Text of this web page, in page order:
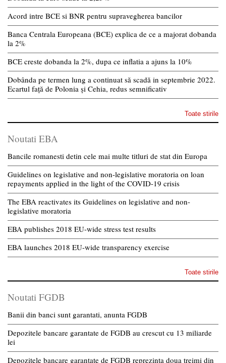
Acord intre BCE si BNR pentru supravegherea bancilor
Banca Centrala Europeana (BCE) explica de ce a majorat dobanda
la 2%
BCE creste dobanda la 2%, dupa ce inflatia a ajuns la 10%
Dobânda pe termen lung a continuat să scadă in septembrie 2022.
Ecartul față de Polonia și Cehia, redus semnificativ
Toate stirile
Noutati EBA
Bancile romanesti detin cele mai multe titluri de stat din Europa
Guidelines on legislative and non-legislative moratoria on loan
repayments applied in the light of the COVID-19 crisis
The EBA reactivates its Guidelines on legislative and non-
legislative moratoria
EBA publishes 2018 EU-wide stress test results
EBA launches 2018 EU-wide transparency exercise
Toate stirile
Noutati FGDB
Banii din banci sunt garantati, anunta FGDB
Depozitele bancare garantate de FGDB au crescut cu 13 miliarde
lei
Depozitele bancare garantate de FGDB reprezinta doua treimi din